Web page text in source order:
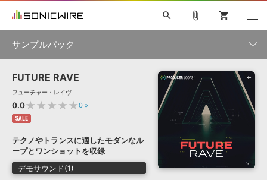
ソフト音源 »
プラグイン・エフェクト »
サンプルパック »
特集 »
製品サポート情報 »
search
初音ミク NT 鏡音リン・レン V4X 巡音ルカ V4X
MEIKO V3
KAITO V3
TOONTRACK
SPITFIRE AUDIO
VIENNA
EZ DRUMMER 3
ライセンスフリーBGM
ボーカル抜き出し
DUBSTEP
ELECTRONICA
EDM TRANCE MUTANT
ROUTER.FM
attach_file shopping_cart
サンプルパック
製品一覧
メーカー
FUTURE RAVE
フューチャー・レイヴ
0.0★★★★★0 »
SALE
テクノやトランスに適したモダンなル
ープとワンショットを収録
デモサウンド(1)